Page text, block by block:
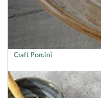
Craft Porcini